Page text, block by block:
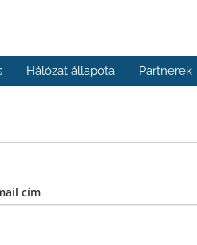
Hálózat állapota Partnerek
cím